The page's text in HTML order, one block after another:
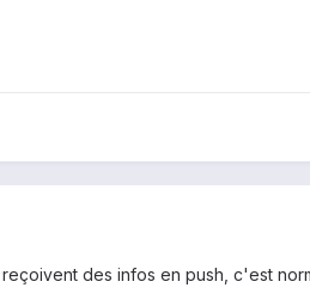
des infos en push, c'est